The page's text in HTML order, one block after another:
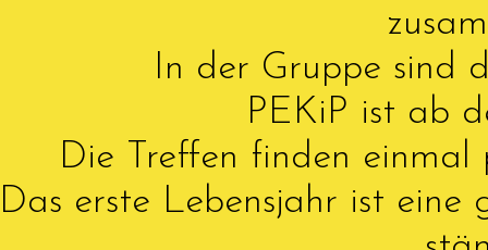
In der Gruppe sind
PEKiP ist ab
Die Treffen finden
Das erste Lebensjahr ist eine